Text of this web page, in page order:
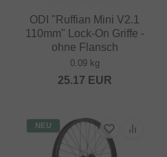
ODI "Ruffian Mini V2.1
110mm" Lock-On Griffe -
ohne Flansch
0.09 kg
25.17 EUR
NEU